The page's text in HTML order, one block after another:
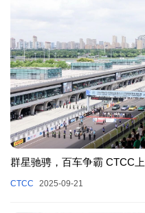
群星驰骋，百车争霸 CTCC
CTCC 2025-09-21